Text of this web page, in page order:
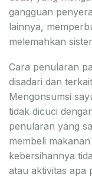
gangguan
lainnya,
melemahkan
Cara penularan
disadari dan
Mengonsumsi
tidak dicuci
penularan yang
membeli
kebersihannya
atau aktivitas apa